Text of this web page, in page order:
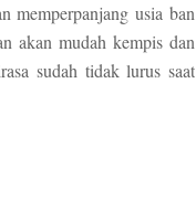
memperpanjang usia ban
akan mudah kempis dan
sudah tidak lurus saat